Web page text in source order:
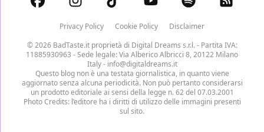
Privacy Policy Cookie Policy
Disclaimer
© 2026 BadTaste.it proprietà di Digital Dreams s.r.l.- Partita IVA:
11885930963 - Sede legale: Via Alberico Albricci 8, 20122 Milano
Italy - info@digitaldreams.it
Questo blog non è una testata giornalistica, in quanto viene
aggiornato senza alcuna periodicità. Non può pertanto considerarsi
un prodotto editoriale ai sensi della legge n. 62 del 07.03.2001
Photo Credits: l’editore ha i diritti di utilizzo delle immagini presenti
sul sito.